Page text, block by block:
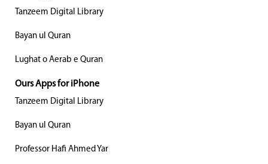
Tanzeem Digital Library
Bayan ul Quran
Lughat o Aerab e Quran
Ours Apps for iPhone
Tanzeem Digital Library
Bayan ul Quran
Professor Hafi Ahmed Yar